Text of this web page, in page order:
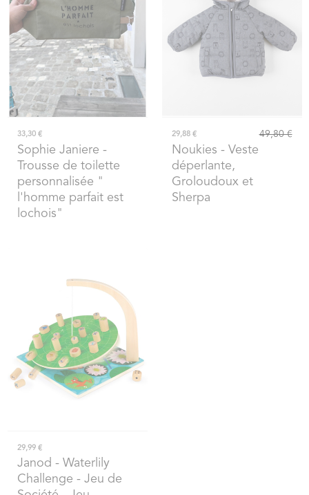
33,30 €
Sophie Janiere -
Trousse de toilette
personnalisée "
l'homme parfait est
lochois"
29,88 € 49,80 €
Noukies - Veste
déperlante,
Groloudoux et
Sherpa
29,99 €
Janod - Waterlily
Challenge - Jeu de